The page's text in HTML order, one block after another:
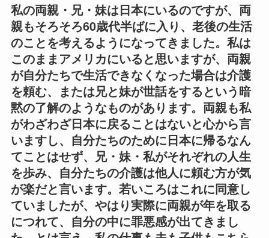
私の両親・兄・妹は日本にいるのですが、両
親もそろそろ60歳代半ばに入り、老後の生活
のことを考えるようになってきました。私は
このままアメリカにいると思いますが、両親
が自分たちで生活できなくなった場合は介護
を頼む、または兄と妹が世話をするという暗
黙の了解のようなものがあります。両親も私
がわざわざ日本に戻ることはないと心から言
いますし、自分たちのために日本に帰るなん
てことはせず、兄・妹・私がそれぞれの人生
を歩み、自分たちの介護は他人に頼む方が気
が楽だと言います。若いころはこれに同意し
ていましたが、やはり実際に両親が年を取る
につれて、自分の中に罪悪感が出てきまし